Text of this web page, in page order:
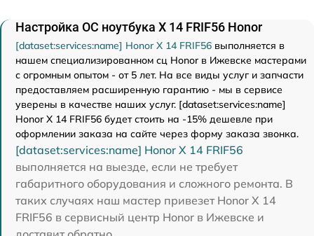
Настройка ОС ноутбука X 14 FRIF56 Honor
[dataset:services:name] Honor X 14 FRIF56 выполняется в
нашем специализированном сц Honor в Ижевске мастерами
с огромным опытом - от 5 лет. На все виды услуг и запчасти
предоставляем расширенную гарантию - мы в сервисе
уверены в качестве наших услуг. [dataset:services:name]
Honor X 14 FRIF56 будет стоить на -15% дешевле при
оформлении заказа на сайте через форму заказа звонка.
[dataset:services:name] Honor X 14 FRIF56
выполняется на выезде, если не требует
габаритного оборудования и сложного ремонта. В
таких случаях наш мастер привезет Honor X 14
FRIF56 в сервисный центр Honor в Ижевске и